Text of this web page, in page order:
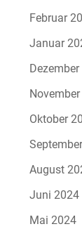
Februar
Januar
Oktober
August
Juni 2024
Mai 2024